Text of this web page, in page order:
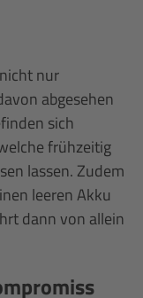
nur
abgesehen
sich
frühzeitig
lassen. Zudem
leeren Akku
dann von allein